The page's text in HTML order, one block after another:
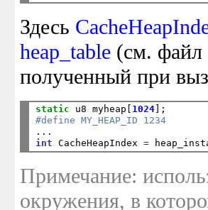
Здесь
heap_table (см. файл
полученный при
static u8 myheap[ 1024 ];
#define MY_HEAP_ID 1234
...
int CacheHeapIndex =
Примечание:
окружения, в